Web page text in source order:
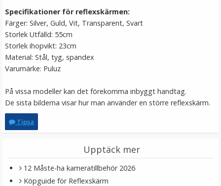
JJC GC-3 Gråkort 3i1-paket 13 x 10 cm
LÄGG I VARUKORG
Specifikationer för reflexskärmen:
Färger: Silver, Guld, Vit, Transparent, Svart
Storlek Utfälld: 55cm
Storlek ihopvikt: 23cm
Material: Stål, tyg, spandex
Varumärke: Puluz
På vissa modeller kan det förekomma inbyggt handtag.
De sista bilderna visar hur man använder en större reflexskärm.
Tipsa
Upptäck mer
12 Måste-ha kameratillbehör 2026
Köpguide för Reflexskärm